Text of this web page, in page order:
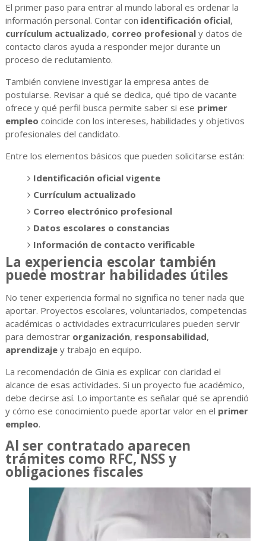
El primer paso para entrar al mundo laboral es ordenar la
información personal. Contar con identificación oficial,
currículum actualizado, correo profesionaly datos de
contacto claros ayuda a responder mejor durante un
proceso de reclutamiento.
También conviene investigar la empresa antes de
postularse. Revisar a qué se dedica, qué tipo de vacante
ofrece y qué perfil busca permite saber si ese primer
empleo coincide con los intereses, habilidades y objetivos
profesionales del candidato.
Entre los elementos básicos que pueden solicitarse están:
Identificación oficial vigente
Currículum actualizado
Correo electrónico profesional
Datos escolares o constancias
Información de contacto verificable
La experiencia escolar también
puede mostrar habilidades útiles
No tener experiencia formal no significa no tener nada que
aportar. Proyectos escolares, voluntariados, competencias
académicas o actividades extracurriculares pueden servir
para demostrar organización, responsabilidad,
aprendizajey trabajo en equipo.
La recomendación de Ginia es explicar con claridad el
alcance de esas actividades. Si un proyecto fue académico,
debe decirse así. Lo importante es señalar qué se aprendió
y cómo ese conocimiento puede aportar valor en el primer
empleo.
Al ser contratado aparecen
trámites como RFC, NSS y
obligaciones fiscales